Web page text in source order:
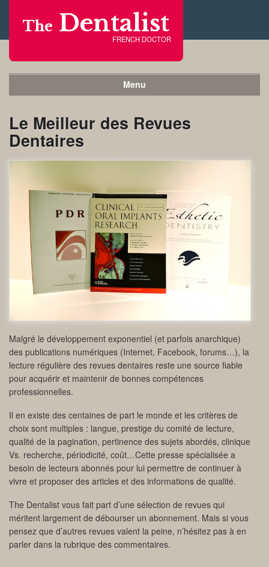
The Dentalist
FRENCH DOCTOR
Menu
Le Meilleur des Revues
Dentaires
Malgré le développement exponentiel (et parfois anarchique)
des publications numériques (Internet, Facebook, forums…), la
lecture régulière des revues dentaires reste une source fiable
pour acquérir et maintenir de bonnes compétences
professionnelles.
Il en existe des centaines de part le monde et les critères de
choix sont multiples : langue, prestige du comité de lecture,
qualité de la pagination, pertinence des sujets abordés, clinique
Vs. recherche, périodicité, coût…Cette presse spécialisée a
besoin de lecteurs abonnés pour lui permettre de continuer à
vivre et proposer des articles et des informations de qualité.
The Dentalist vous fait part d’une sélection de revues qui
méritent largement de débourser un abonnement. Mais si vous
pensez que d’autres revues valent la peine, n’hésitez pas à en
parler dans la rubrique des commentaires.